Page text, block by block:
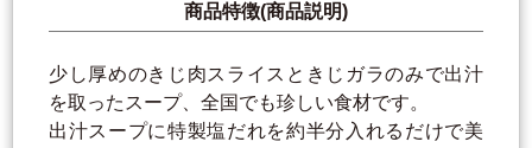
商品特徴(商品説明)
少し厚めのきじ肉スライスときじガラのみで出汁
を取ったスープ、全国でも珍しい食材です。
出汁スープに特製塩だれを約半分入れるだけで美